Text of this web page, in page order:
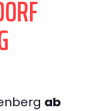
ab